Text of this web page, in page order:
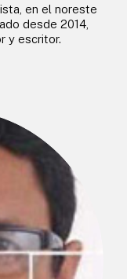
en el noreste
desde 2014,
y escritor.